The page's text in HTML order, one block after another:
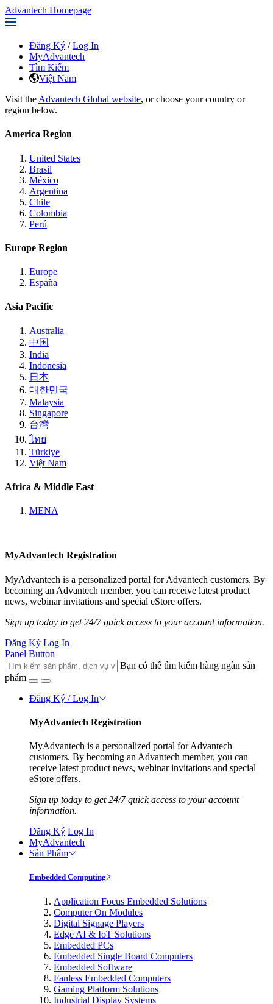
Advantech Homepage
Đăng Ký / Log In
MyAdvantech
Tìm Kiếm
Việt Nam
Visit the Advantech Global website, or choose your country or
region below.
America Region
United States
Brasil
México
Argentina
Chile
Colombia
Perú
Europe Region
Europe
España
Asia Pacific
Australia
中国
India
Indonesia
日本
대한민국
Malaysia
Singapore
台灣
ไทย
Türkiye
Việt Nam
Africa & Middle East
MENA
MyAdvantech Registration
MyAdvantech is a personalized portal for Advantech customers. By
becoming an Advantech member, you can receive latest product
news, webinar invitations and special eStore offers.
Sign up today to get 24/7 quick access to your account information.
Đăng Ký Log In
Panel Button
Bạn có thể tìm kiếm hàng ngàn sản
phẩm
Đăng Ký / Log In
MyAdvantech Registration
MyAdvantech is a personalized portal for Advantech
customers. By becoming an Advantech member, you can
receive latest product news, webinar invitations and special
eStore offers.
Sign up today to get 24/7 quick access to your account
information.
Đăng Ký Log In
MyAdvantech
Sản Phẩm
Embedded Computing
Application Focus Embedded Solutions
Computer On Modules
Digital Signage Players
Edge AI & IoT Solutions
Embedded PCs
Embedded Single Board Computers
Embedded Software
Fanless Embedded Computers
Gaming Platform Solutions
Industrial Display Systems